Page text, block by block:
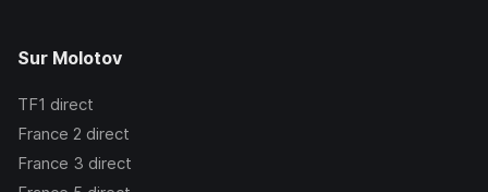
Sur Molotov
TF1 direct
France 2 direct
France 3 direct